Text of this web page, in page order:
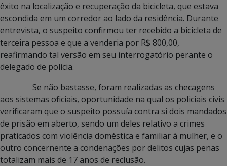
êxito na localização e recuperação da bicicleta, que estava
escondida em um corredor ao lado da residência. Durante
entrevista, o suspeito confirmou ter recebido a bicicleta de
terceira pessoa e que a venderia por R$ 800,00,
reafirmando tal versão em seu interrogatório perante o
delegado de polícia.
Se não bastasse, foram realizadas as checagens
aos sistemas oficiais, oportunidade na qual os policiais civis
verificaram que o suspeito possuía contra si dois mandados
de prisão em aberto, sendo um deles relativo a crimes
praticados com violência doméstica e familiar à mulher, e o
outro concernente a condenações por delitos cujas penas
totalizam mais de 17 anos de reclusão.